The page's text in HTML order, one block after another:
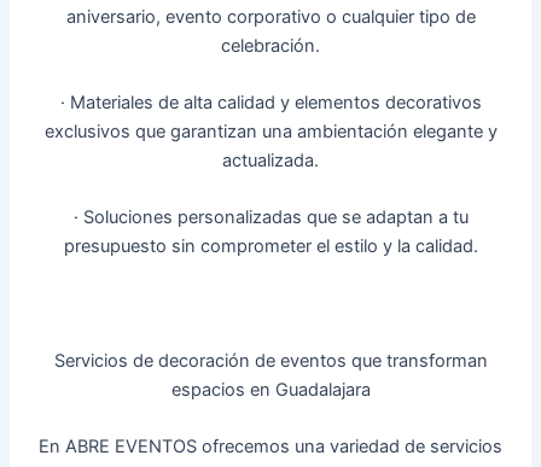
aniversario, evento corporativo o cualquier tipo de
celebración.
· Materiales de alta calidad y elementos decorativos
exclusivos que garantizan una ambientación elegante y
actualizada.
· Soluciones personalizadas que se adaptan a tu
presupuesto sin comprometer el estilo y la calidad.
Servicios de decoración de eventos que transforman
espacios en Guadalajara
En ABRE EVENTOS ofrecemos una variedad de servicios